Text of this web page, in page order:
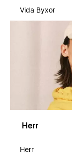
Vida Byxor
Herr
Herr